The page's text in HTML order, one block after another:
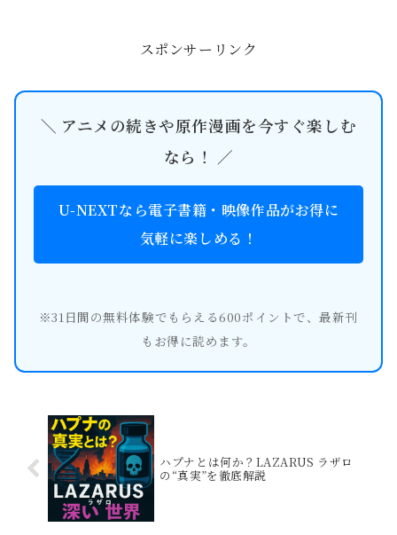
スポンサーリンク
＼ アニメの続きや原作漫画を今すぐ楽しむ
なら！ ／
U-NEXTなら電子書籍・映像作品がお得に
気軽に楽しめる！
※31日間の無料体験でもらえる600ポイントで、最新刊
もお得に読めます。
ハプナとは何か？LAZARUS ラザロ
の“真実”を徹底解説